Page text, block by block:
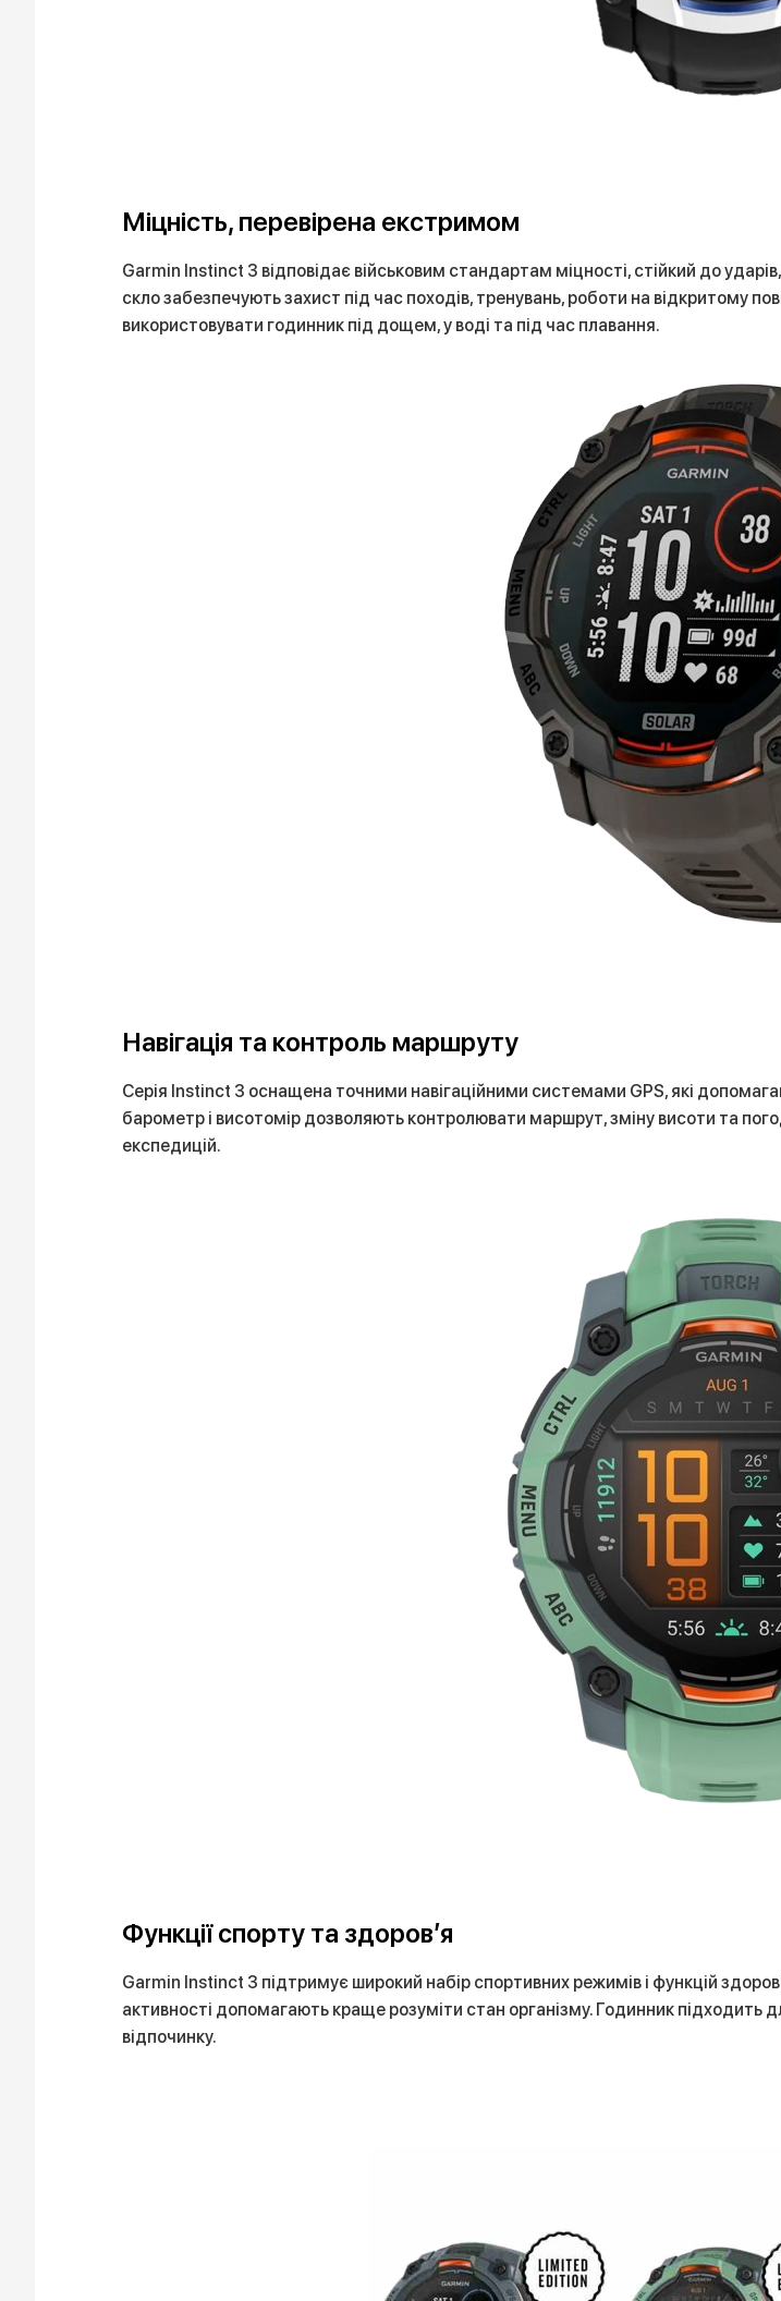
Міцність, перевірена екстримом
Garmin Instinct 3 відповідає військовим стандартам міцності, стійкий до
скло забезпечують захист під час походів, тренувань, роботи на відкритому
використовувати годинник під дощем, у воді та під час плавання.
Навігація та контроль маршруту
Серія Instinct 3 оснащена точними навігаційними системами GPS, які
барометр і висотомір дозволяють контролювати маршрут, зміну висоти та
експедицій.
Функції спорту та здоров’я
Garmin Instinct 3 підтримує широкий набір спортивних режимів і функцій
активності допомагають краще розуміти стан організму. Годинник підходить
відпочинку.